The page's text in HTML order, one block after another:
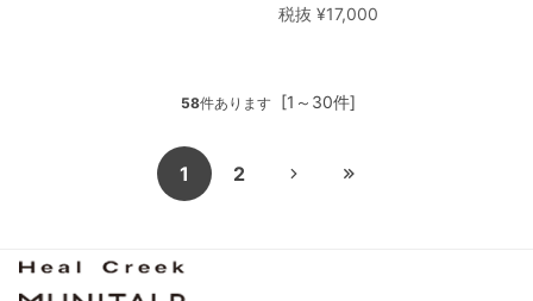
税抜 ¥17,000
[1～30件]
58件あります
1 2